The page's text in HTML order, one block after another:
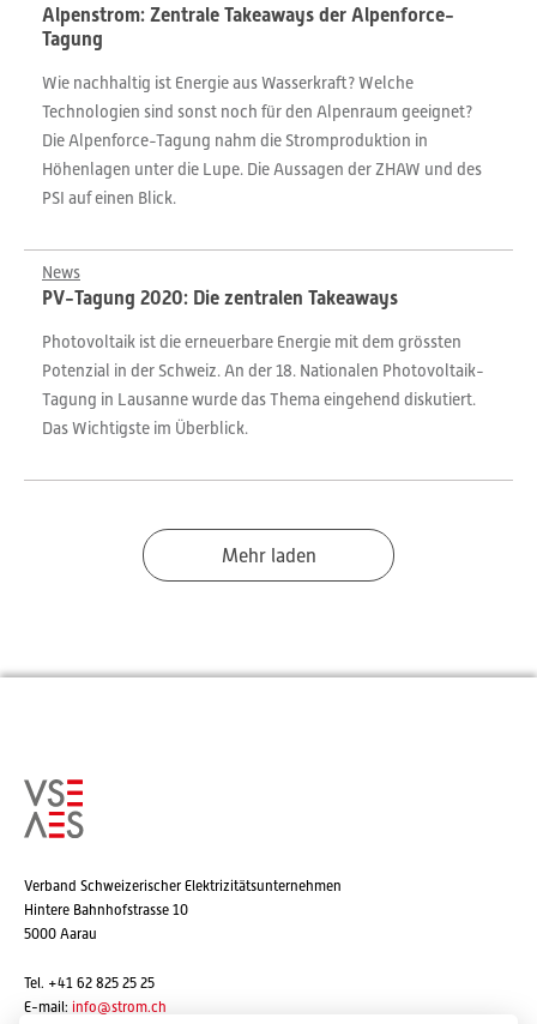
Alpenstrom: Zentrale Takeaways der Alpenforce-
Tagung
Wie nachhaltig ist Energie aus Wasserkraft? Welche
Technologien sind sonst noch für den Alpenraum geeignet?
Die Alpenforce-Tagung nahm die Stromproduktion in
Höhenlagen unter die Lupe. Die Aussagen der ZHAW und des
PSI auf einen Blick.
News
PV-Tagung 2020: Die zentralen Takeaways
Photovoltaik ist die erneuerbare Energie mit dem grössten
Potenzial in der Schweiz. An der 18. Nationalen Photovoltaik-
Tagung in Lausanne wurde das Thema eingehend diskutiert.
Das Wichtigste im Überblick.
Mehr laden
Verband Schweizerischer Elektrizitätsunternehmen
Hintere Bahnhofstrasse 10
5000 Aarau
Tel. +41 62 825 25 25
E-mail: info@strom.ch